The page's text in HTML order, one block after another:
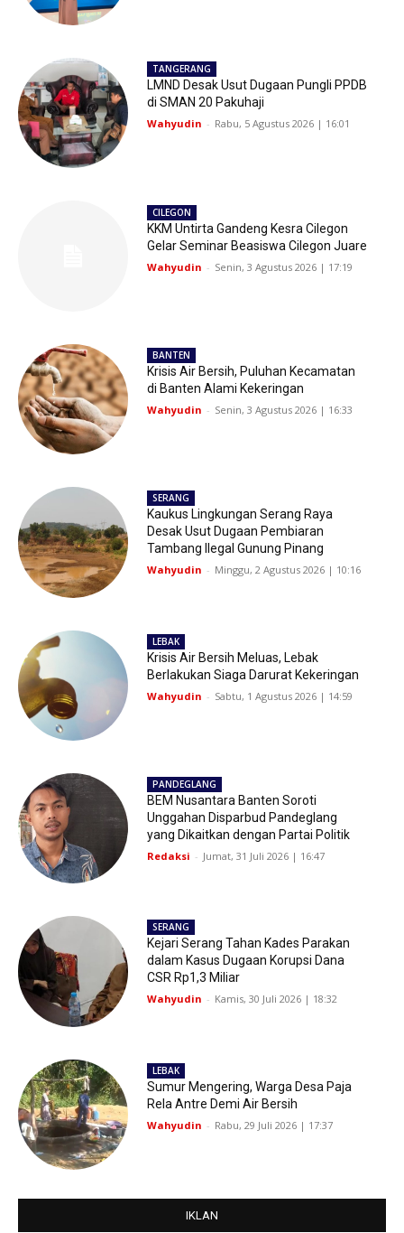
TANGERANG
LMND Desak Usut Dugaan Pungli PPDB
di SMAN 20 Pakuhaji
Wahyudin - Rabu, 5 Agustus 2026 | 16:01
CILEGON
KKM Untirta Gandeng Kesra Cilegon
Gelar Seminar Beasiswa Cilegon Juare
Wahyudin - Senin, 3 Agustus 2026 | 17:19
BANTEN
Krisis Air Bersih, Puluhan Kecamatan
di Banten Alami Kekeringan
Wahyudin - Senin, 3 Agustus 2026 | 16:33
SERANG
Kaukus Lingkungan Serang Raya
Desak Usut Dugaan Pembiaran
Tambang Ilegal Gunung Pinang
Wahyudin - Minggu, 2 Agustus 2026 | 10:16
LEBAK
Krisis Air Bersih Meluas, Lebak
Berlakukan Siaga Darurat Kekeringan
Wahyudin - Sabtu, 1 Agustus 2026 | 14:59
PANDEGLANG
BEM Nusantara Banten Soroti
Unggahan Disparbud Pandeglang
yang Dikaitkan dengan Partai Politik
Redaksi - Jumat, 31 Juli 2026 | 16:47
SERANG
Kejari Serang Tahan Kades Parakan
dalam Kasus Dugaan Korupsi Dana
CSR Rp1,3 Miliar
Wahyudin - Kamis, 30 Juli 2026 | 18:32
LEBAK
Sumur Mengering, Warga Desa Paja
Rela Antre Demi Air Bersih
Wahyudin - Rabu, 29 Juli 2026 | 17:37
IKLAN